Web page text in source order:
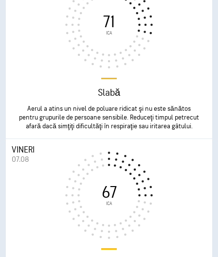
71
ICA
Slabă
Aerul a atins un nivel de poluare ridicat şi nu este sănătos
pentru grupurile de persoane sensibile. Reduceţi timpul petrecut
afară dacă simţiţi dificultăţi în respiraţie sau iritarea gâtului.
VINERI
07.08
67
ICA